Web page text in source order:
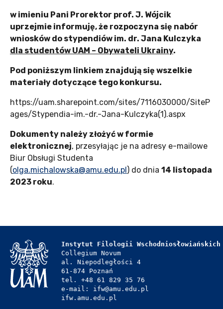
w imieniu Pani Prorektor prof. J. Wójcik
uprzejmie informuję, że rozpoczyna się nabór
wniosków do stypendiów im. dr. Jana Kulczyka
dla studentów UAM – Obywateli Ukrainy.
Pod poniższym linkiem znajdują się wszelkie
materiały dotyczące tego konkursu.
https://uam.sharepoint.com/sites/7116030000/SiteP
ages/Stypendia-im.-dr.-Jana-Kulczyka(1).aspx
Dokumenty należy złożyć w formie
elektronicznej, przesyłając je na adresy e-mailowe
Biur Obsługi Studenta
(olga.michalowska@amu.edu.pl) do dnia 14 listopada
2023 roku.
Instytut Filologii Wschodniosłowiańskich
Collegium Novum
al. Niepodległości 4
61-874 Poznań
tel. +48 61 829 35 76
e-mail: ifw@amu.edu.pl
ifw.amu.edu.pl